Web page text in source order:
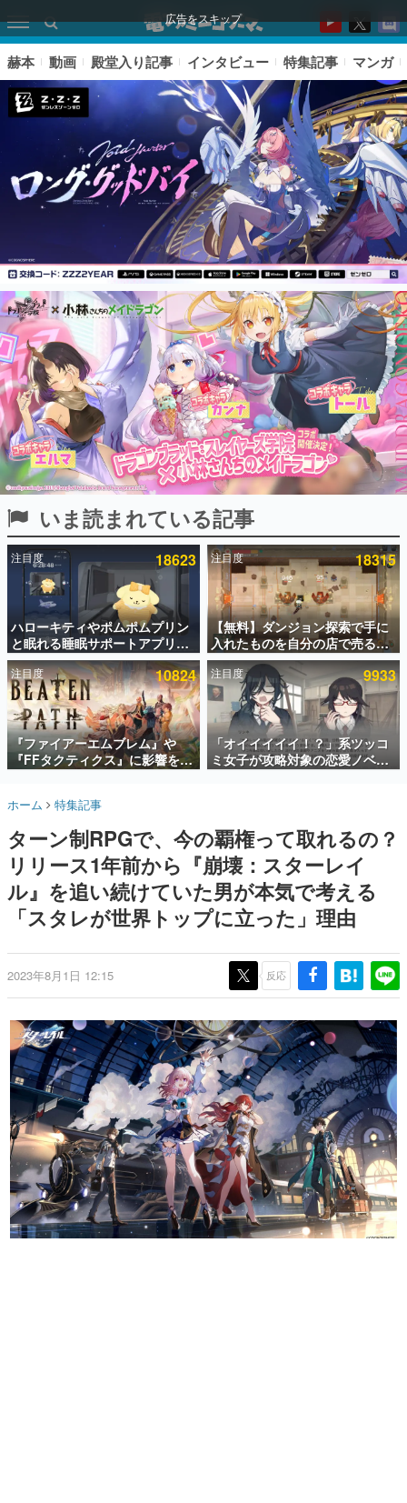
広告をスキップ
ピックアップ
電ファミのいま読まれている記事ランキング
アプリセール情報
インタビュー
連載・特集一覧
殿堂入り記事
SNS拡散数が数千以上！ ページビュー数万以上！ などな
ど。多くの人々に読まれた、電ファミ渾身の“殿堂入り”記
事をまとめました。
ゲームの企画書
名作ゲームクリエイターの方々に製作時のエピソードをお
聞きし、ヒットする企画（ゲーム）とは何か？を探ってい
きます。
赫本
この物語を解いてはいけない。『赫本』は、〈試験問題〉
の形をした短編ホラー小説集です。
新世代に訊く
これからのデジタルゲーム市場を担う若きクリエイター達
の姿を追い、彼らのルーツと情熱を探っていきます。
日本のコンテンツ産業やカルチャーに与えた影響を探る企
画です。
日本モバイルゲーム産業史
日本のモバイルゲーム史における主要なトピック・タイト
ルを網羅するほか、開発者へのインタビューや識者による
解説を掲載。約20年の歴史が一望できる決定版！
『うつヌケ』『ペンと箸』等で知られるマンガ家・田中圭
一先生によるゲーム業界レポートマンガです。
なんでゲームは面白い？
ゲーム開発者・hamatsu氏がゲームの魅力を画面や操作の
具体的な形から解き明かしていく、硬派で骨太な評論連載
です。
ゲームが変えた日本語
「経験値」「裏技」「ラスボス」… ゲームにまつわる言葉
の起源や用法の変遷を、コンピューター文化史研究家・タ
イニーP氏が徹底調査。
カテゴリ
特集記事
赫本 動画 殿堂入り記事 インタビュー 特集記事 マンガ
いま読まれている記事
注目度 18623
ハローキティやポムポムプリン
と眠れる睡眠サポートアプリ
『ゆめたび』が配信中。キャラ
ごとのASMRや目覚ましアラー
ムも搭載
注目度 18315
【無料】ダンジョン探索で手に
入れたものを自分の店で売るゲ
ーム『Moonlighter』がSteam
にて無料配布中！続編
『Moonlighter 2』の9月2日正
式リリースを記念したキャンペ
ーン
注目度 10824
『ファイアーエムブレム』や
『FFタクティクス』に影響を受
けた新作戦略RPG『Beaten
PC（Steam）、PS5、Xbox、
注目度 9933
「オイイイイイ！？」系ツッコ
ミ女子が攻略対象の恋愛ノベル
ゲーム『美術部カノジョ』
や、萌え声不思議ちゃん女子と
青春を謳歌
ホーム 特集記事
ターン制RPGで、今の覇権って取れるの？
リリース1年前から『崩壊：スターレイ
ル』を追い続けていた男が本気で考える
「スタレが世界トップに立った」理由
2023年8月1日 12:15 反応